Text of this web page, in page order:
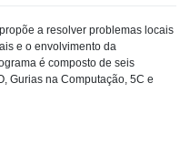
a resolver problemas locais
e o envolvimento da
é composto de seis
Gurias na Computação, 5C e